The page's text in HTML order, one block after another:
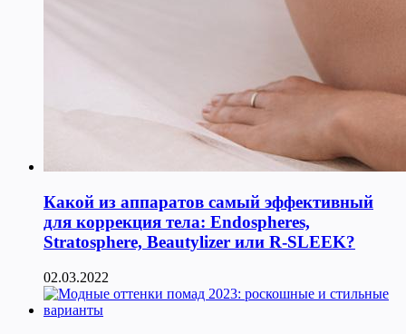
Какой из аппаратов самый эффективный
для коррекция тела: Endospheres,
Stratosphere, Beautylizer или R-SLEEK?
02.03.2022